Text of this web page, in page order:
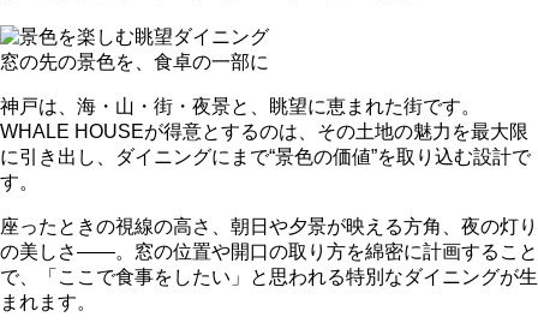
窓の先の景色を、食卓の一部に
神戸は、海・山・街・夜景と、眺望に恵まれた街です。
WHALE HOUSEが得意とするのは、その土地の魅力を最大限
に引き出し、ダイニングにまで“景色の価値”を取り込む設計で
す。
座ったときの視線の高さ、朝日や夕景が映える方角、夜の灯り
の美しさ——。窓の位置や開口の取り方を綿密に計画すること
で、「ここで食事をしたい」と思われる特別なダイニングが生
まれます。